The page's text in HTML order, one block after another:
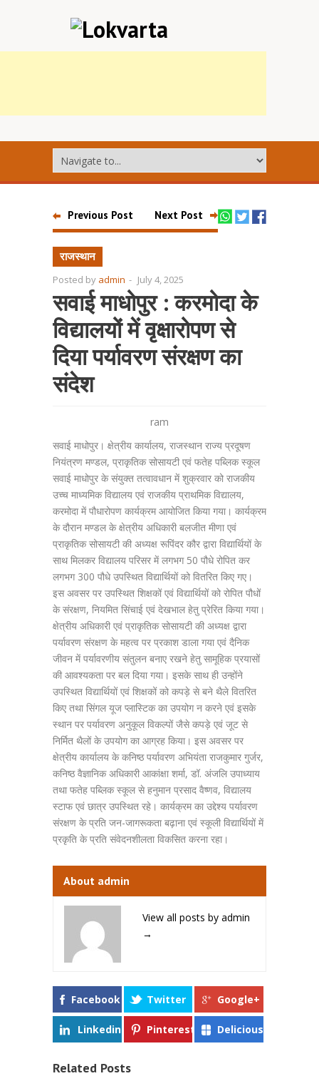
Previous Post Next Post
राजस्थान
Posted by admin - July 4, 2025
सवाई माधोपुर : करमोदा के
विद्यालयों में वृक्षारोपण से
दिया पर्यावरण संरक्षण का
संदेश
ram
सवाई माधोपुर। क्षेत्रीय कार्यालय, राजस्थान राज्य प्रदूषण
नियंत्रण मण्डल, प्राकृतिक सोसायटी एवं फतेह पब्लिक स्कूल
सवाई माधोपुर के संयुक्त तत्वावधान में शुक्रवार को राजकीय
उच्च माध्यमिक विद्यालय एवं राजकीय प्राथमिक विद्यालय,
करमोदा में पौधारोपण कार्यक्रम आयोजित किया गया। कार्यक्रम
के दौरान मण्डल के क्षेत्रीय अधिकारी बलजीत मीणा एवं
प्राकृतिक सोसायटी की अध्यक्ष रूपिंदर कौर द्वारा विद्यार्थियों के
साथ मिलकर विद्यालय परिसर में लगभग 50 पौधे रोपित कर
लगभग 300 पौधे उपस्थित विद्यार्थियों को वितरित किए गए।
इस अवसर पर उपस्थित शिक्षकों एवं विद्यार्थियों को रोपित पौधों
के संरक्षण, नियमित सिंचाई एवं देखभाल हेतु प्रेरित किया गया।
क्षेत्रीय अधिकारी एवं प्राकृतिक सोसायटी की अध्यक्ष द्वारा
पर्यावरण संरक्षण के महत्व पर प्रकाश डाला गया एवं दैनिक
जीवन में पर्यावरणीय संतुलन बनाए रखने हेतु सामूहिक प्रयासों
की आवश्यकता पर बल दिया गया। इसके साथ ही उन्होंने
उपस्थित विद्यार्थियों एवं शिक्षकों को कपड़े से बने थैले वितरित
किए तथा सिंगल यूज प्लास्टिक का उपयोग न करने एवं इसके
स्थान पर पर्यावरण अनुकूल विकल्पों जैसे कपड़े एवं जूट से
निर्मित थैलों के उपयोग का आग्रह किया। इस अवसर पर
क्षेत्रीय कार्यालय के कनिष्ठ पर्यावरण अभियंता राजकुमार गुर्जर,
कनिष्ठ वैज्ञानिक अधिकारी आकांक्षा शर्मा, डॉ. अंजलि उपाध्याय
तथा फतेह पब्लिक स्कूल से हनुमान प्रसाद वैष्णव, विद्यालय
स्टाफ एवं छात्र उपस्थित रहे। कार्यक्रम का उद्देश्य पर्यावरण
संरक्षण के प्रति जन-जागरूकता बढ़ाना एवं स्कूली विद्यार्थियों में
प्रकृति के प्रति संवेदनशीलता विकसित करना रहा।
About admin
View all posts by admin
→
Facebook Twitter Google+
Linkedin Pinterest Delicious
Related Posts